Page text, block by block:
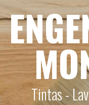
Tintas -